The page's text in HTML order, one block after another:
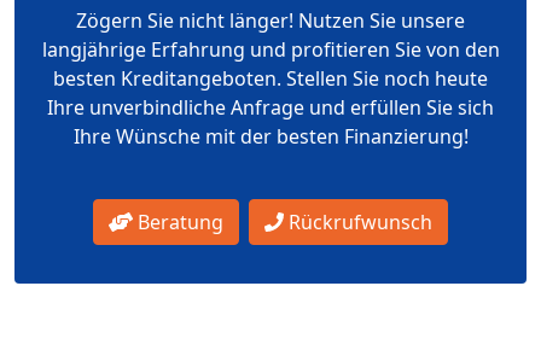
Zögern Sie nicht länger! Nutzen Sie unsere
langjährige Erfahrung und profitieren Sie von den
besten Kreditangeboten. Stellen Sie noch heute
Ihre unverbindliche Anfrage und erfüllen Sie sich
Ihre Wünsche mit der besten Finanzierung!
Beratung Rückrufwunsch